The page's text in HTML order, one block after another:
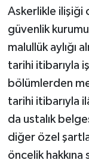
Askerlikle ilişiği
güvenlik
malullük aylığı
tarihi itibarıyla
bölümlerden
tarihi itibarıyla
da ustalık
diğer özel
öncelik hakkına